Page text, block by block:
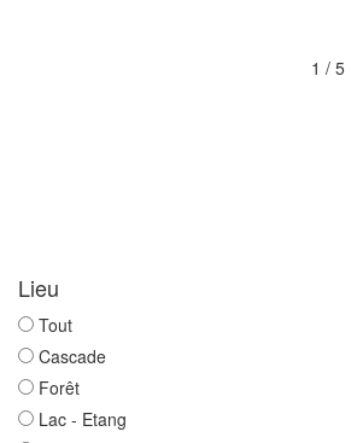
1 / 5
Lieu
Tout
Cascade
Forêt
Lac - Etang